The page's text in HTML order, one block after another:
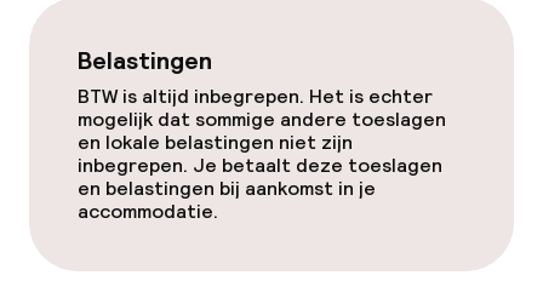
Belastingen
BTW is altijd inbegrepen. Het is echter
mogelijk dat sommige andere toeslagen
en lokale belastingen niet zijn
inbegrepen. Je betaalt deze toeslagen
en belastingen bij aankomst in je
accommodatie.